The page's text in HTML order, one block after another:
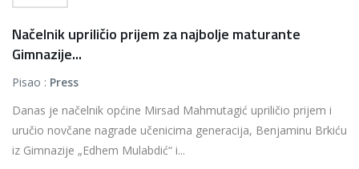
Načelnik upriličio prijem za najbolje maturante
Gimnazije...
Pisao : Press
Danas je načelnik općine Mirsad Mahmutagić upriličio prijem i
uručio novčane nagrade učenicima generacija, Benjaminu Brkiću
iz Gimnazije „Edhem Mulabdić“ i...